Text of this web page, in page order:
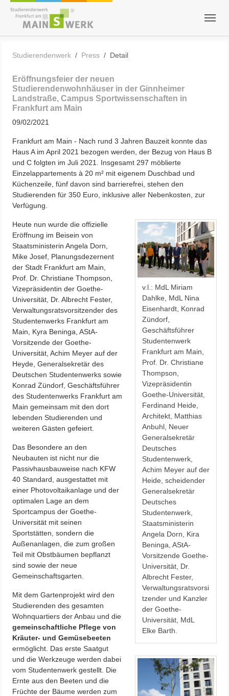
Skip to main content
Skip to page footer
Studierendenwerk
Press Detail
Eröffnungsfeier der neuen
Studierendenwohnhäuser in der Ginnheimer
Landstraße, Campus Sportwissenschaften in
Frankfurt am Main
09/02/2021
Frankfurt am Main - Nach rund 3 Jahren Bauzeit konnte das
Haus A im April 2021 bezogen werden, der Bezug von Haus B
und C folgten im Juli 2021. Insgesamt 297 möblierte
Einzelappartements à 20 m² mit eigenem Duschbad und
Küchenzeile, fünf davon sind barrierefrei, stehen den
Studierenden für 350 Euro, inklusive aller Nebenkosten, zur
Verfügung.
v.l.: MdL Miriam
Dahlke, MdL Nina
Eisenhardt, Konrad
Zündorf,
Geschäftsführer
Studentenwerk
Frankfurt am Main,
Prof. Dr. Christiane
Thompson,
Vizepräsidentin
Goethe-Universität,
Ferdinand Heide,
Architekt, Matthias
Anbuhl, Neuer
Generalsekretär
Deutsches
Studentenwerk,
Achim Meyer auf der
Heide, scheidender
Generalsekretär
Deutsches
Studentenwerk,
Staatsministerin
Angela Dorn, Kira
Beninga, AStA-
Vorsitzende Goethe-
Universität, Dr.
Albrecht Fester,
Verwaltungsratsvorsi
tzender und Kanzler
der Goethe-
Universität, MdL
Elke Barth.
Heute nun wurde die offizielle
Eröffnung im Beisein von
Staatsministerin Angela Dorn,
Mike Josef, Planungsdezernent
der Stadt Frankfurt am Main,
Prof. Dr. Christiane Thompson,
Vizepräsidentin der Goethe-
Universität, Dr. Albrecht Fester,
Verwaltungsratsvorsitzender des
Studentenwerks Frankfurt am
Main, Kyra Beninga, AStA-
Vorsitzende der Goethe-
Universität, Achim Meyer auf der
Heyde, Generalsekretär des
Deutschen Studentenwerks sowie
Konrad Zündorf, Geschäftsführer
des Studentenwerks Frankfurt am
Main gemeinsam mit den dort
lebenden Studierenden und
weiteren Gästen gefeiert.
Das Besondere an den
Neubauten ist nicht nur die
Passivhausbauweise nach KFW
40 Standard, ausgestattet mit
einer Photovoltaikanlage und der
optimalen Lage an dem
Sportcampus der Goethe-
Universität mit seinen
Sportstätten, sondern die
Außenanlagen, die zum großen
Teil mit Obstbäumen bepflanzt
sind sowie der neue
Gemeinschaftsgarten.
Mit dem Gartenprojekt wird den
Studierenden des gesamten
Wohnquartiers der Anbau und die
gemeinschaftliche Pflege von
Kräuter- und Gemüsebeeten
ermöglicht. Das erste Saatgut
und die Werkzeuge werden dabei
vom Studentenwerk gestellt. Die
Ernte aus den Beeten und die
Früchte der Bäume werden zum